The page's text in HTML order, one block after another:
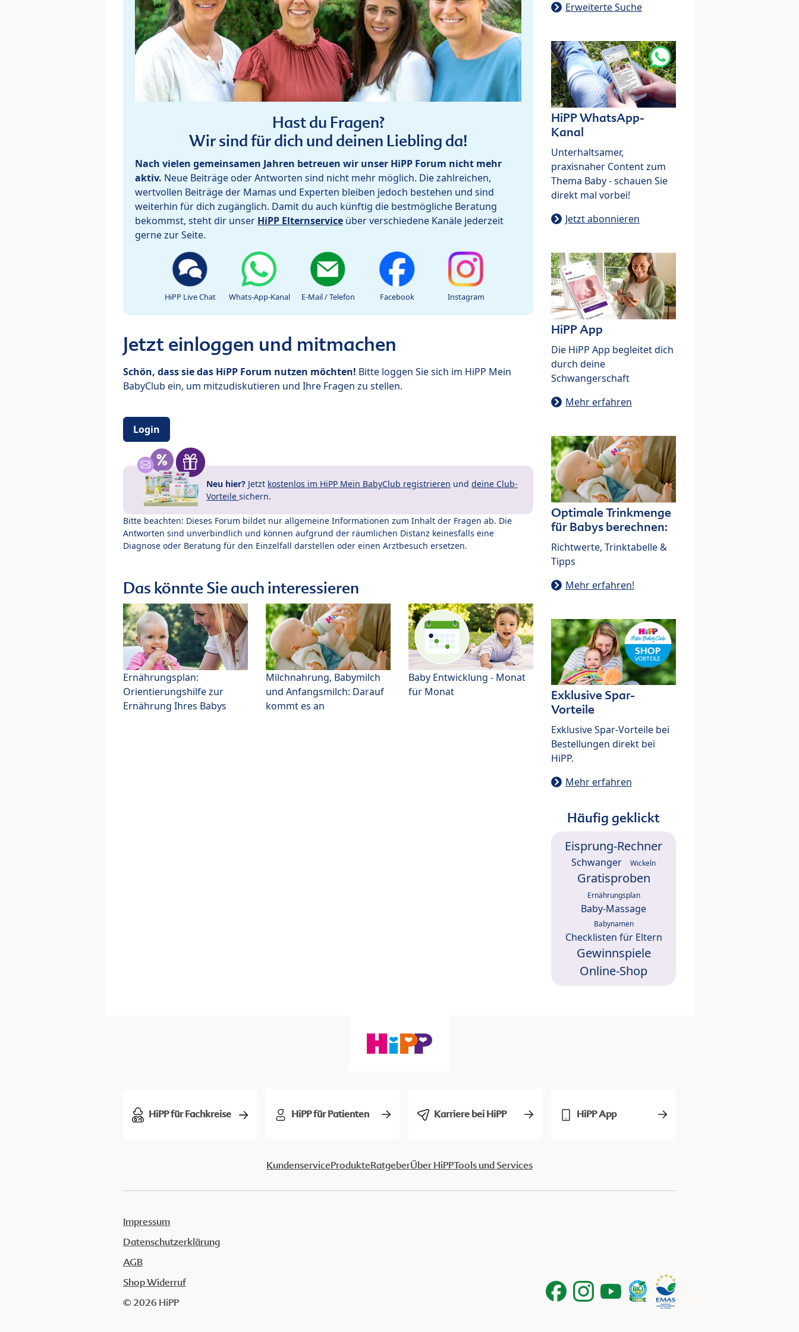
Hast du Fragen?
Wir sind für dich und deinen Liebling da!
Nach vielen gemeinsamen Jahren betreuen wir unser HiPP Forum nicht mehr
aktiv. Neue Beiträge oder Antworten sind nicht mehr möglich. Die zahlreichen,
wertvollen Beiträge der Mamas und Experten bleiben jedoch bestehen und sind
weiterhin für dich zugänglich. Damit du auch künftig die bestmögliche Beratung
bekommst, steht dir unser HiPP Elternservice über verschiedene Kanäle jederzeit
gerne zur Seite.
HiPP Live Chat Whats-App-Kanal E-Mail / Telefon Facebook Instagram
Jetzt einloggen und mitmachen
Schön, dass sie das HiPP Forum nutzen möchten! Bitte loggen Sie sich im HiPP Mein
BabyClub ein, um mitzudiskutieren und Ihre Fragen zu stellen.
Login
Neu hier? Jetzt kostenlos im HiPP Mein BabyClub registrieren und deine Club-
Vorteile sichern.
Bitte beachten: Dieses Forum bildet nur allgemeine Informationen zum Inhalt der Fragen ab. Die
Antworten sind unverbindlich und können aufgrund der räumlichen Distanz keinesfalls eine
Diagnose oder Beratung für den Einzelfall darstellen oder einen Arztbesuch ersetzen.
Das könnte Sie auch interessieren
Ernährungsplan:
Orientierungshilfe zur
Ernährung Ihres Babys
Milchnahrung, Babymilch
und Anfangsmilch: Darauf
kommt es an
Baby Entwicklung - Monat
für Monat
Erweiterte Suche
HiPP WhatsApp-
Kanal
Unterhaltsamer,
praxisnaher Content zum
Thema Baby - schauen Sie
direkt mal vorbei!
Jetzt abonnieren
HiPP App
Die HiPP App begleitet dich
durch deine
Schwangerschaft
Mehr erfahren
Optimale Trinkmenge
für Babys berechnen:
Richtwerte, Trinktabelle &
Tipps
Mehr erfahren!
Exklusive Spar-
Vorteile
Exklusive Spar-Vorteile bei
Bestellungen direkt bei
HiPP.
Mehr erfahren
Häufig geklickt
Eisprung-Rechner
Schwanger Wickeln
Gratisproben
Ernährungsplan
Baby-Massage
Babynamen
Checklisten für Eltern
Gewinnspiele
Online-Shop
HiPP für Fachkreise HiPP für Patienten Karriere bei HiPP HiPP App
KundenserviceProdukteRatgeberÜber HiPPTools und Services
Impressum
Datenschutzerklärung
AGB
Shop Widerruf
© 2026 HiPP